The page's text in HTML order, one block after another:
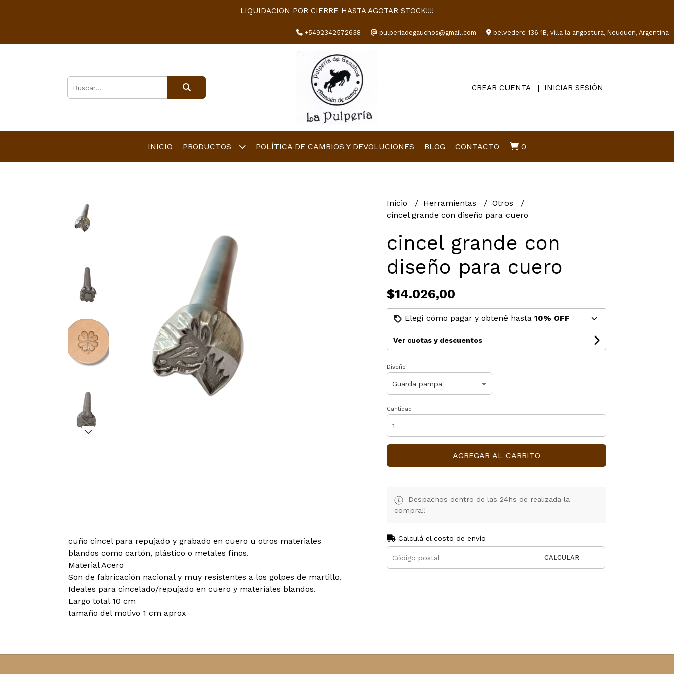
LIQUIDACION POR CIERRE HASTA AGOTAR STOCK!!!!
+5492342572638 pulperiadegauchos@gmail.com belvedere 136 1B, villa la angostura, Neuquen, Argentina
CREAR CUENTA INICIAR SESIÓN
INICIO PRODUCTOS POLÍTICA DE CAMBIOS Y DEVOLUCIONES BLOG CONTACTO 0
cuño cincel para repujado y grabado en cuero u otros materiales
blandos como cartón, plástico o metales finos.
Material Acero
Son de fabricación nacional y muy resistentes a los golpes de martillo.
Ideales para cincelado/repujado en cuero y materiales blandos.
Largo total 10 cm
tamaño del motivo 1 cm aprox
Inicio Herramientas
Otros
cincel grande con diseño para cuero
cincel grande con
diseño para cuero
$14.026,00
Elegí cómo pagar y obtené hasta 10% OFF
Ver cuotas y descuentos
Diseño
Cantidad
AGREGAR AL CARRITO
Despachos dentro de las 24hs de realizada la
compra!!
Calculá el costo de envío
CALCULAR